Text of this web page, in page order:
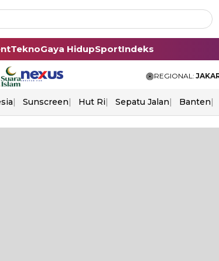
TeknoGaya HidupSportIndeks
REGIONAL:
Sunscreen Hut Ri Sepatu Jalan Banten